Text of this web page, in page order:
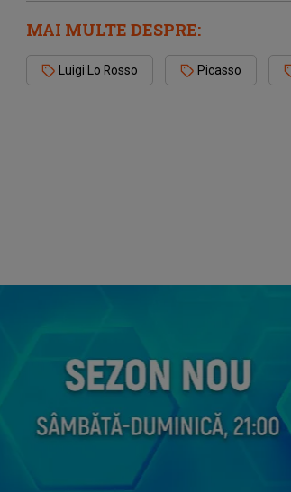
MAI MULTE DESPRE:
Luigi Lo Rosso Picasso